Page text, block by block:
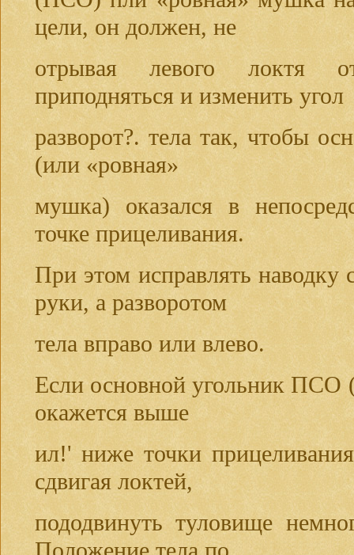
цели, он должен, не
отрывая левого локтя
приподняться и изменить угол
разворот?. тела так, чтобы
(или «ровная»
мушка) оказался в
точке прицеливания.
При этом исправлять наводку
руки, а разворотом
тела вправо или влево.
Если основной угольник ПСО
окажется выше
ил!' ниже точки
сдвигая локтей,
пододвинуть туловище